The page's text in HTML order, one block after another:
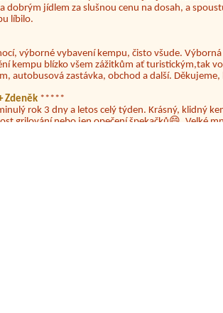
líbilo.
výborné vybavení kempu, čisto všude.
kempu blízko všem zážitkům ať turistickým,tak
autobusová zastávka, obchod a další.
rok 3 dny a letos celý týden. Krásný, klidný
grilování nebo jen opečení špekačků😄. Velké